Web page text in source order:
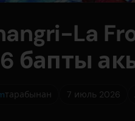
La
бапты
тарабынан 7 июль 2026